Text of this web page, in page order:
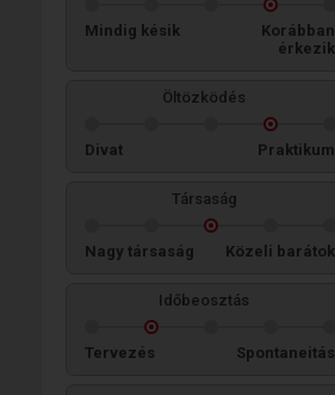
Mindig késik
Korábban
érkezik
Öltözködés
Divat Praktikum
Társaság
Nagy társaság Közeli barátok
Időbeosztás
Tervezés Spontaneitás